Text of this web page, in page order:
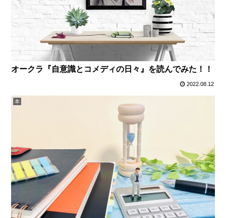
オークラ『自意識とコメディの日々』を読んでみた！！
2022.08.12
本